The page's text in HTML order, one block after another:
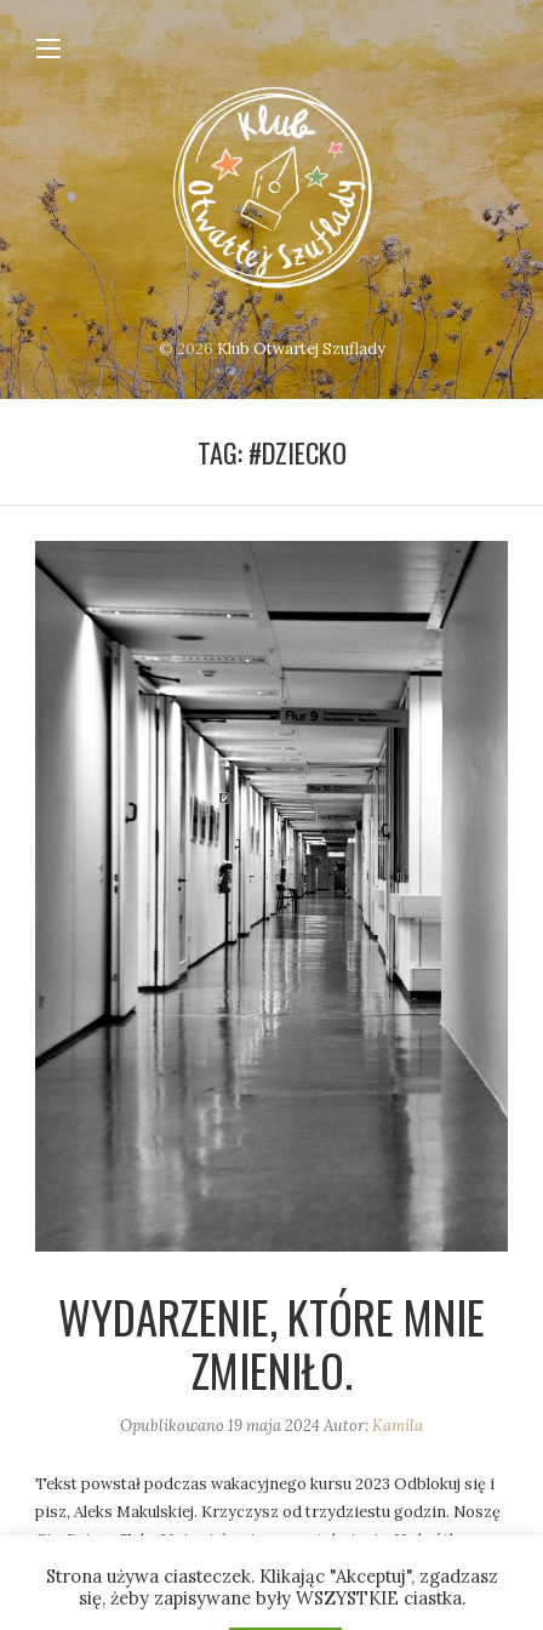
© 2026Klub Otwartej Szuflady
TAG:#DZIECKO
WYDARZENIE, KTÓRE MNIE
ZMIENIŁO.
Opublikowano 19 maja 2024Autor:Kamila
Tekst powstał podczas wakacyjnego kursu 2023 Odblokuj się i
pisz, Aleks Makulskiej. Krzyczysz od trzydziestu godzin. Noszę
Cię. Bujam. Tulę. Moje ciało nie zna wytchnienia. Na krótko
przysypiasz wyczerpana bólem. Biegnę korytarzem do
obskurnej łazienki z pożółkłym sedesem. Wymiotuję. Daję
sobie chwilę na bezgłośny płacz przy nieszczelnym oknie. Jest
Strona używa ciasteczek. Klikając "Akceptuj", zgadzasz
się, żeby zapisywane były WSZYSTKIE ciastka.